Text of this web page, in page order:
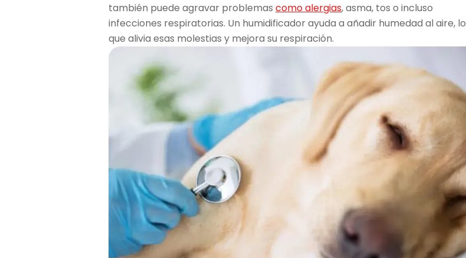
también puede agravar problemas como alergias, asma, tos o incluso
infecciones respiratorias. Un humidificador ayuda a añadir humedad al aire, lo
que alivia esas molestias y mejora su respiración.